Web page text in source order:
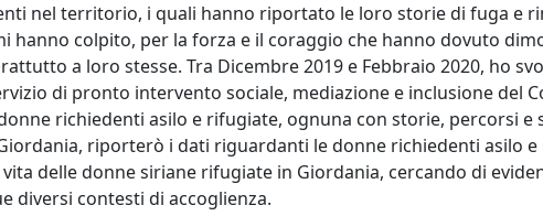
nel territorio, i quali hanno riportato le loro storie di fuga e
hanno colpito, per la forza e il coraggio che hanno dovuto
a loro stesse. Tra Dicembre 2019 e Febbraio 2020, ho
di pronto intervento sociale, mediazione e inclusione del
richiedenti asilo e rifugiate, ognuna con storie, percorsi e
riporterò i dati riguardanti le donne richiedenti asilo
delle donne siriane rifugiate in Giordania, cercando di
diversi contesti di accoglienza.